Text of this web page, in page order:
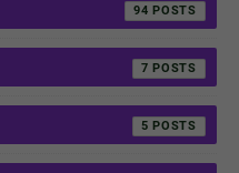
94
7
5